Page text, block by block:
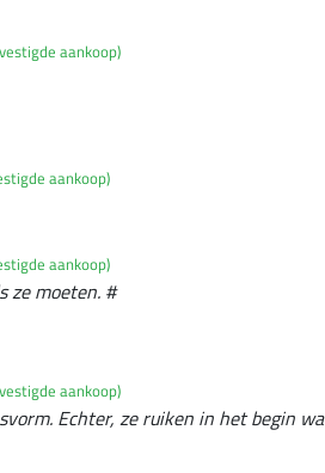
aankoop)
aankoop)
aankoop)
ze moeten. #
aankoop)
Echter, ze ruiken in het begin